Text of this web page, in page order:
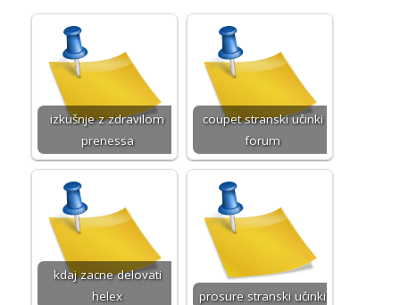
izkušnje z zdravilom
prenessa
coupet stranski učinki
forum
kdaj zacne delovati
helex
prosure stranski učinki